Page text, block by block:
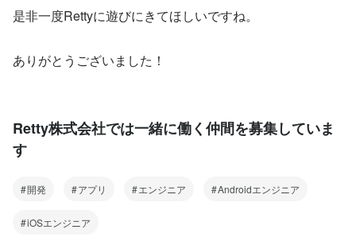
是非一度Rettyに遊びにきてほしいですね。
ありがとうございました！
Retty株式会社では一緒に働く仲間を募集していま
す
開発 アプリ エンジニア Androidエンジニア
iOSエンジニア